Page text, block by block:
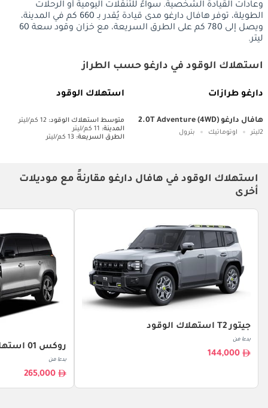
وعادات القيادة الشخصية. سواءً للتنقلات اليومية أو الرحلات
الطويلة، توفر هافال دارغو مدى قيادة يُقدر بـ 660 كم في المدينة،
ويصل إلى 780 كم على الطرق السريعة، مع خزان وقود سعة 60
ليتر.
استهلاك الوقود في دارغو حسب الطراز
دارغو طرازات استهلاك الوقود
هافال دارغو 2.0T Adventure (4WD)
2ليتر اوتوماتيك بترول
متوسط ​​استهلاك الوقود: 12 كم/ليتر
المدينة: 11 كم/ليتر
الطرق السريعة: 13 كم/ليتر
استهلاك الوقود في هافال دارغو مقارنةً مع موديلات
أخرى
جيتور T2 استهلاك الوقود
بدءا من
144,000
روكس 01 استهلاك الوقود
بدءا من
265,000